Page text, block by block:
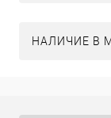
НАЛИЧИЕ В